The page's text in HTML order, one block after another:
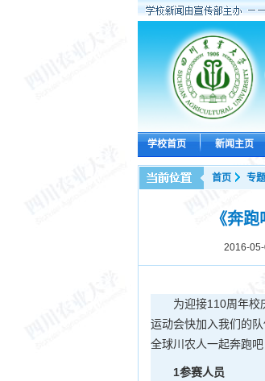
学校首页 新闻主页
首页 专
《奔
2016-
为迎接110周年校
运动会快加入我们的队
全球川农人一起奔跑吧
1参赛人员